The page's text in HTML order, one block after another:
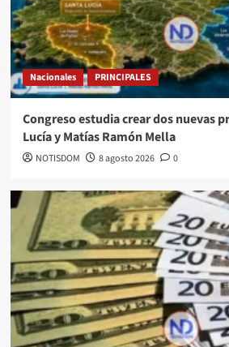
Nacionales PRINCIPALES
Congreso estudia crear dos nuevas
Lucía y Matías Ramón Mella
NOTISDOM 8 agosto 2026 0